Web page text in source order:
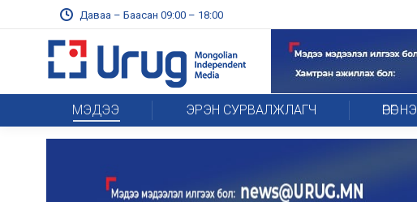
Даваа – Баасан 09:00 – 18:00
МЭДЭЭ ЭРЭН СУРВАЛЖЛАГЧ ӨРӨГ